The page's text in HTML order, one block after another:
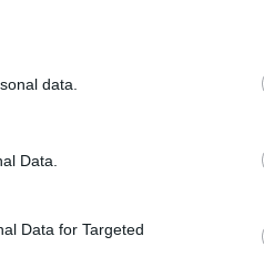
data.
Data.
Data for Targeted
numărul